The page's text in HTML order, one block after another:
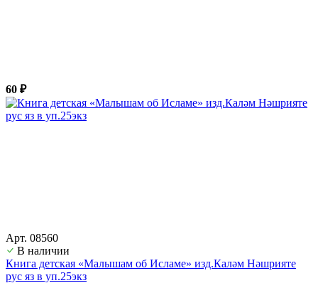
60 ₽
Арт. 08560
В наличии
Книга детская «Малышам об Исламе» изд.Каләм Нәшрияте
рус яз в уп.25экз